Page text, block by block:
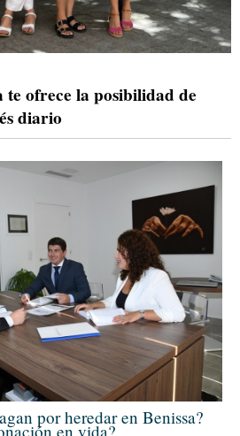
te ofrece la posibilidad de
diario
por heredar en Benissa?
en vida?